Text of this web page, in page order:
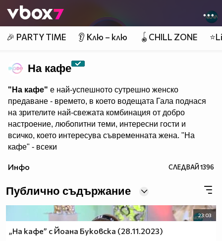
👾
🎉 PARTY TIME 👂 Клю – клю 🪀CHILL ZONE
На кафе
"На кафе" е най-успешното сутрешно женско
предаване - времето, в което водещата Гала поднася
на зрителите най-свежата комбинация от добро
настроение, любопитни теми, интересни гости и
всичко, което интересува съвременната жена. "На
кафе" - всеки
може да гледате и в
Инфо СЛЕДВАЙ1396
Публично съдържание
23:03
„На кафе” с Йоана Буковска (28.11.2023)